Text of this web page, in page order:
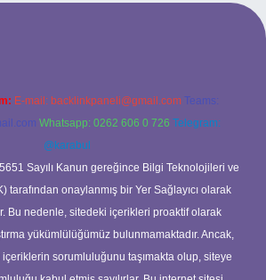
E-mail: backlinkpaneli@gmail.com Teams:
Whatsapp: 0262 606 0 726 Telegram:
@karabul
Sayılı Kanun gereğince Bilgi Teknolojileri ve
tarafından onaylanmış bir Yer Sağlayıcı olarak
Bu nedenle, sitedeki içerikleri proaktif olarak
yükümlülüğümüz bulunmamaktadır. Ancak,
içeriklerin sorumluluğunu taşımakta olup, siteye